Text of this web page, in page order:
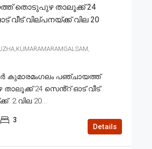
തൊടുപുഴ താലൂക്ക് 24
വീട് വില്പനയ്ക്ക് വില 20
കുമാരമംഗലം പഞ്ചായത്ത്
24 സെൻ്റ് ഓട് വീട്
2.വില 20...
3
Details